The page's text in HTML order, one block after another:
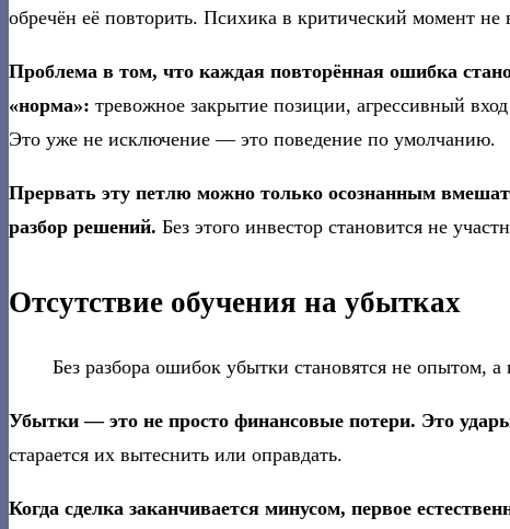
обречён её повторить. Психика в критический момент
Проблема в том, что каждая повторённая ошибка
«норма»: тревожное закрытие позиции, агрессивный
Это уже не исключение — это поведение по умолчанию.
Прервать эту петлю можно только осознанным
разбор решений. Без этого инвестор становится не
Отсутствие обучения на убытках
Без разбора ошибок убытки становятся не опытом,
Убытки — это не просто финансовые потери. Это
старается их вытеснить или оправдать.
Когда сделка заканчивается минусом, первое